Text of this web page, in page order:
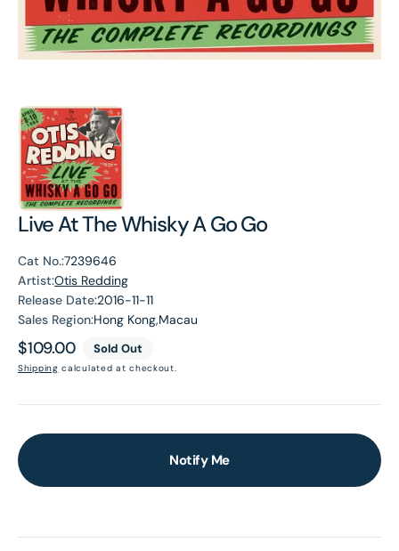
Live At The Whisky A Go Go
Cat No.:7239646
Artist:Otis Redding
Release Date:2016-11-11
Sales Region:Hong Kong,Macau
Regular
price
$109.00 Sold Out
Shipping calculated at checkout.
Notify Me